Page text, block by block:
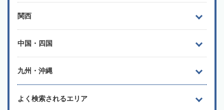
関西
中国・四国
九州・沖縄
よく検索されるエリア